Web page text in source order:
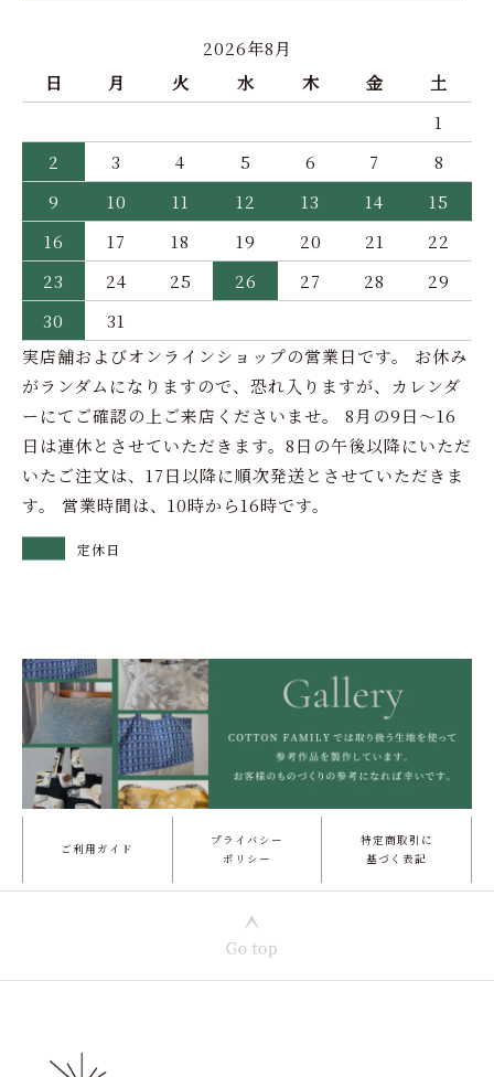
2026年8月
日
月 火 水 木 金
土
1
2
3 4 5 6 7
8
9
10 11 12 13 14
15
16
17 18 19 20 21
22
23
24 25 26 27 28
29
30
31
実店舗およびオンラインショップの営業日です。 お休み
がランダムになりますので、恐れ入りますが、カレンダ
ーにてご確認の上ご来店くださいませ。 8月の9日～16
日は連休とさせていただきます。8日の午後以降にいただ
いたご注文は、17日以降に順次発送とさせていただきま
す。 営業時間は、10時から16時です。
定休日
ご利用ガイド
プライバシー
ポリシー
特定商取引に
基づく表記